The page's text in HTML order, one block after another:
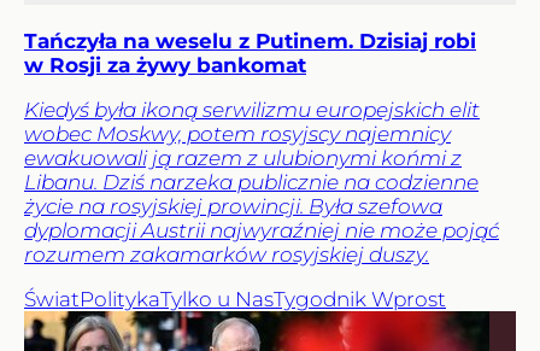
Tańczyła na weselu z Putinem. Dzisiaj robi
w Rosji za żywy bankomat
Kiedyś była ikoną serwilizmu europejskich elit
wobec Moskwy, potem rosyjscy najemnicy
ewakuowali ją razem z ulubionymi końmi z
Libanu. Dziś narzeka publicznie na codzienne
życie na rosyjskiej prowincji. Była szefowa
dyplomacji Austrii najwyraźniej nie może pojąć
rozumem zakamarków rosyjskiej duszy.
ŚwiatPolitykaTylko u NasTygodnik Wprost